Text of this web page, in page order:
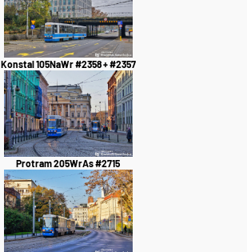
Konstal 105NaWr #2358 + #2357
Protram 205WrAs #2715